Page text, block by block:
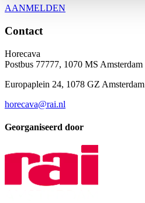
AANMELDEN
Contact
Horecava
Postbus 77777, 1070 MS Amsterdam
Europaplein 24, 1078 GZ Amsterdam
horecava@rai.nl
Georganiseerd door